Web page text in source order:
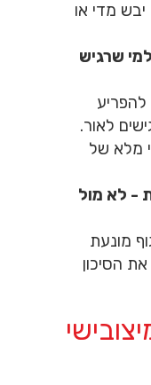
יבש מדי או
שרגיש
לאור.
מלא של
- לא מול
מונעת
הסיכון